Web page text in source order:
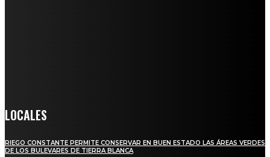
LOCALES
RIEGO CONSTANTE PERMITE CONSERVAR EN BUEN ESTADO LAS ÁREAS VERDES
DE LOS BULEVARES DE TIERRA BLANCA